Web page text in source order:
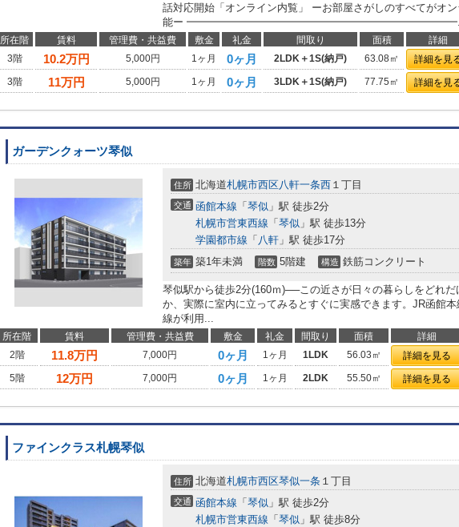
話対応開始「オンライン内覧」 ーお部屋さがしのすべてがオ
能ー
所在階 賃料 管理費・共益費 敷金 礼金 間取り 面積 詳細
3階
10.2万円 5,000円 1ヶ月 0ヶ月 2LDK＋1S(納戸) 63.08㎡ 詳細を見
3階
11万円 5,000円 1ヶ月 0ヶ月 3LDK＋1S(納戸) 77.75㎡ 詳細を見
ガーデンクォーツ琴似
住所 北海道札幌市西区八軒一条西 １丁目
交通 函館本線 「 琴似 」駅 徒歩2分
札幌市営東西線 「 琴似 」駅 徒歩13分
学園都市線 「 八軒 」駅 徒歩17分
築年 築1年未満 階数 5階建 構造 鉄筋コンクリート
琴似駅から徒歩2分(160ｍ)──この近さが日々の暮らしをどれだ
か、実際に室内に立ってみるとすぐに実感できます。JR函館
線が利用...
所在階 賃料 管理費・共益費 敷金 礼金 間取り 面積 詳細
2階
11.8万円 7,000円 0ヶ月 1ヶ月 1LDK 56.03㎡ 詳細を見る
5階
12万円 7,000円 0ヶ月 1ヶ月 2LDK 55.50㎡ 詳細を見る
ファインクラス札幌琴似
住所 北海道札幌市西区琴似一条 １丁目
交通 函館本線 「 琴似 」駅 徒歩2分
札幌市営東西線 「 琴似 」駅 徒歩8分